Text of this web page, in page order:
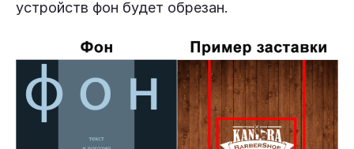
устройств фон будет обрезан.